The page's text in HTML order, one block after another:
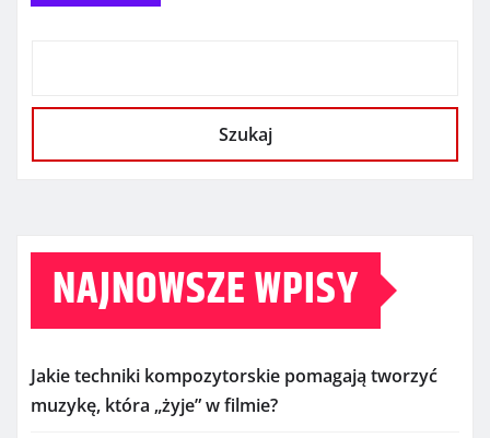
Szukaj
NAJNOWSZE WPISY
Jakie techniki kompozytorskie pomagają tworzyć
muzykę, która „żyje” w filmie?